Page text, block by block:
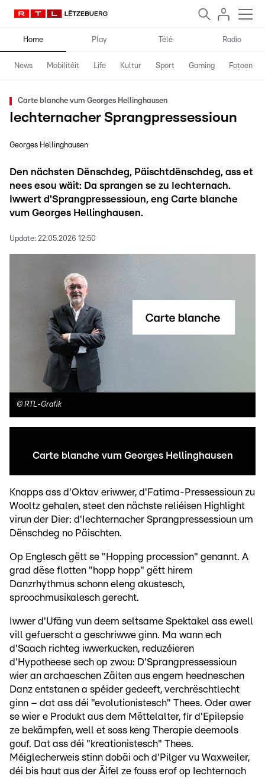
Home Play Télé Radio
News Mobilitéit Life Kultur Sport Gaming Fotoen
Carte blanche vum Georges Hellinghausen
Iechternacher Sprangpressessioun
Georges Hellinghausen
Den nächsten Dënschdeg, Päischtdënschdeg, ass et
nees esou wäit: Da sprangen se zu Iechternach.
Iwwert d'Sprangpressessioun, eng Carte blanche
vum Georges Hellinghausen.
Update: 22.05.2026 12:50
© RTL-Grafik
Carte blanche vum Georges Hellinghausen
Knapps ass d'Oktav eriwwer, d'Fatima-Pressessioun zu
Wooltz gehalen, steet den nächste reliéisen Highlight
virun der Dier: d'Iechternacher Sprangpressessioun um
Dënschdeg no Päischten.
Op Englesch gëtt se "Hopping procession" genannt. A
grad dëse flotten "hopp hopp" gëtt hirem
Danzrhythmus schonn eleng akustesch,
sproochmusikalesch gerecht.
Iwwer d'Ufäng vun deem seltsame Spektakel ass ewell
vill gefuerscht a geschriwwe ginn. Ma wann ech
d'Saach richteg iwwerkucken, reduzéieren
d'Hypotheese sech op zwou: D'Sprangpressessioun
wier an archaeschen Zäiten aus engem heedneschen
Danz entstanen a spéider gedeeft, verchrëschtlecht
ginn – dat ass déi "evolutionistesch" Thees. Oder awer
se wier e Produkt aus dem Mëttelalter, fir d'Epilepsie
ze bekämpfen, well et soss keng Therapie deemools
gouf. Dat ass déi "kreationistesch" Thees.
Méiglecherweis stinn dobäi och d'Pilger vu Waxweiler,
déi bis haut aus der Äifel ze fouss erof op Iechternach